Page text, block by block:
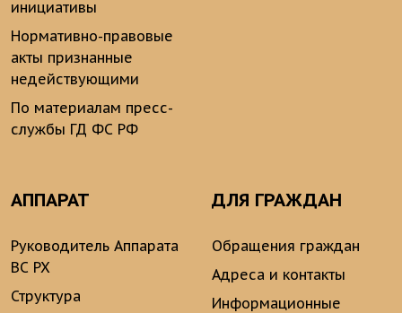
инициативы
Нормативно-правовые
акты признанные
недействующими
По материалам пресс-
службы ГД ФС РФ
АППАРАТ
Руководитель Аппарата
ВС РХ
Структура
ДЛЯ ГРАЖДАН
Обращения граждан
Адреса и контакты
Информационные